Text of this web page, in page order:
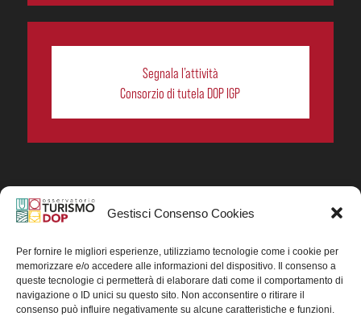
Gestisci Consenso Cookies
Per fornire le migliori esperienze, utilizziamo tecnologie come i cookie per
memorizzare e/o accedere alle informazioni del dispositivo. Il consenso a
queste tecnologie ci permetterà di elaborare dati come il comportamento di
navigazione o ID unici su questo sito. Non acconsentire o ritirare il
consenso può influire negativamente su alcune caratteristiche e funzioni.
Segnala l’attività
Consorzio di tutela DOP IGP
In collaborazione ORIGIN ITALIA.
del turismo enogastronomico dei prodotti DOP IGP
italiani.
Concessione contributo MASAF DM n. 0311719 del
15/06/2023
Concessione contributo MASAF, DM n. 0016662 del
15/01/2025 (CUP J88H24002560007)